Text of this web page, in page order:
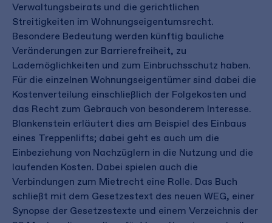
Verwaltungsbeirats und die gerichtlichen
Streitigkeiten im Wohnungseigentumsrecht.
Besondere Bedeutung werden künftig bauliche
Veränderungen zur Barrierefreiheit, zu
Lademöglichkeiten und zum Einbruchsschutz haben.
Für die einzelnen Wohnungseigentümer sind dabei die
Kostenverteilung einschließlich der Folgekosten und
das Recht zum Gebrauch von besonderem Interesse.
Blankenstein erläutert dies am Beispiel des Einbaus
eines Treppenlifts; dabei geht es auch um die
Einbeziehung von Nachzüglern in die Nutzung und die
laufenden Kosten. Dabei spielen auch die
Verbindungen zum Mietrecht eine Rolle. Das Buch
schließt mit dem Gesetzestext des neuen WEG, einer
Synopse der Gesetzestexte und einem Verzeichnis der